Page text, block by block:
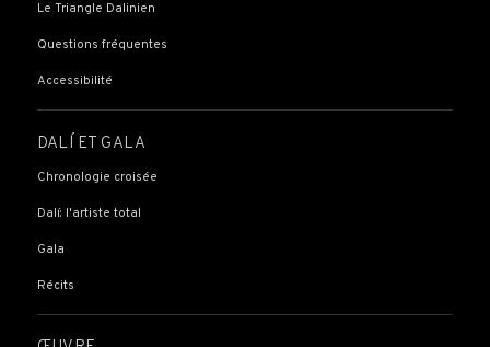
Le Triangle Dalinien
Questions fréquentes
Accessibilité
DALÍ ET GALA
Chronologie croisée
Dalí: l'artiste total
Gala
Récits